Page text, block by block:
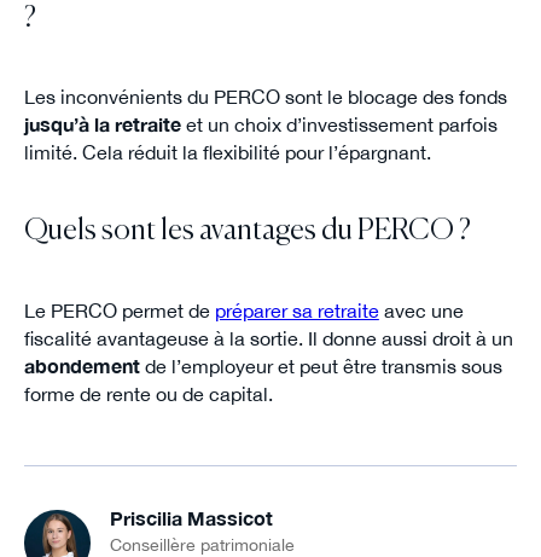
?
Les inconvénients du PERCO sont le blocage des fonds
jusqu’à la retraiteet un choix d’investissement parfois
limité. Cela réduit la flexibilité pour l’épargnant.
Quels sont les avantages du PERCO ?
Le PERCO permet de préparer sa retraiteavec une
fiscalité avantageuse à la sortie. Il donne aussi droit à un
abondementde l’employeur et peut être transmis sous
forme de rente ou de capital.
Priscilia Massicot
Conseillère patrimoniale